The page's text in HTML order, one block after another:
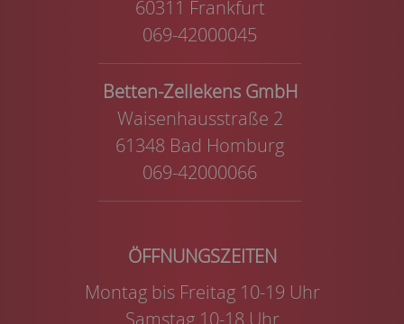
60311 Frankfurt
069-42000045
Betten-Zellekens GmbH
Waisenhausstraße 2
61348 Bad Homburg
069-42000066
Montag bis Freitag 10-19 Uhr